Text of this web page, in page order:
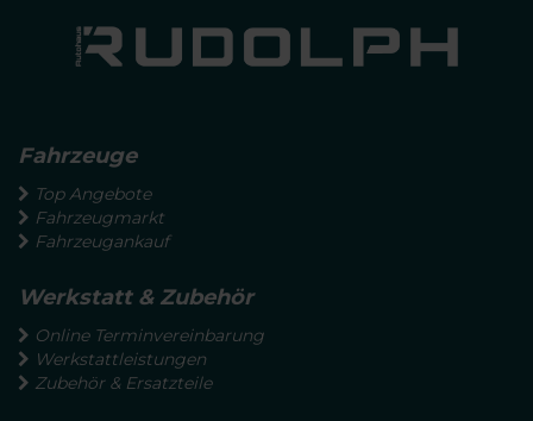
Fahrzeuge
Top Angebote
Fahrzeugmarkt
Fahrzeugankauf
Werkstatt & Zubehör
Online Terminvereinbarung
Werkstattleistungen
Zubehör & Ersatzteile